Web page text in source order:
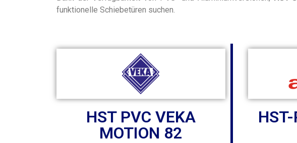
funktionelle Schiebetüren suchen.
HST PVC VEKA
MOTION 82